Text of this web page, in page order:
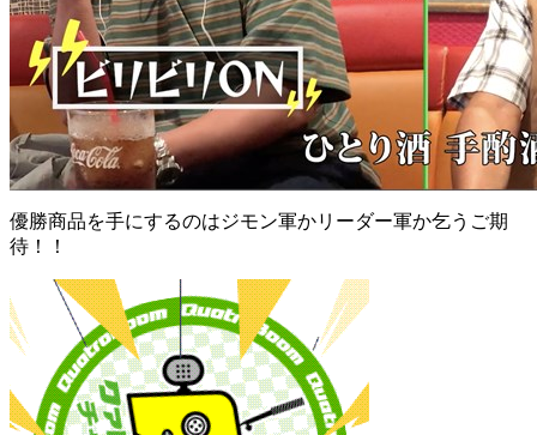
優勝商品を手にするのはジモン軍かリーダー軍か乞うご期
待！！